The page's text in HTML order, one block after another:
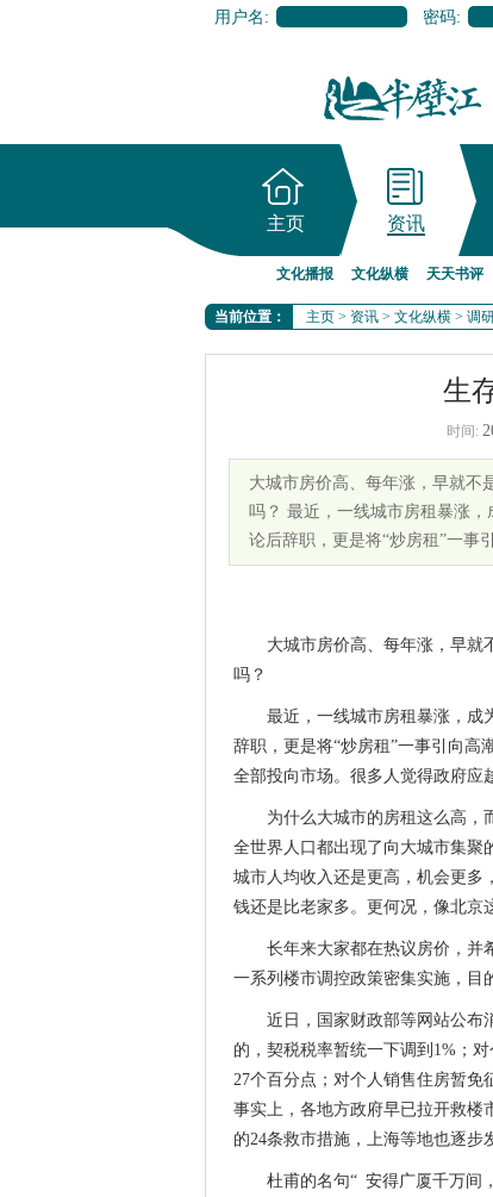
用户名: 密码:
主页 资讯
文化播报 文化纵横 天天书评
当前位置： 主页 > 资讯 > 文化纵横 > 调
生
时间:
大城市房价高、每年涨，早就不
吗？ 最近，一线城市房租暴涨
论后辞职，更是将“炒房租”一事
大城市房价高、每年涨，早就
吗？
最近，一线城市房租暴涨，成
辞职，更是将“炒房租”一事引向高
全部投向市场。很多人觉得政府应
为什么大城市的房租这么高，
全世界人口都出现了向大城市集聚
城市人均收入还是更高，机会更多
钱还是比老家多。更何况，像北京
长年来大家都在热议房价，并
一系列楼市调控政策密集实施，目
近日，国家财政部等网站公布
的，契税税率暂统一下调到1%；
27个百分点；对个人销售住房暂免
事实上，各地方政府早已拉开救楼
的24条救市措施，上海等地也逐步
杜甫的名句“ 安得广厦千万间